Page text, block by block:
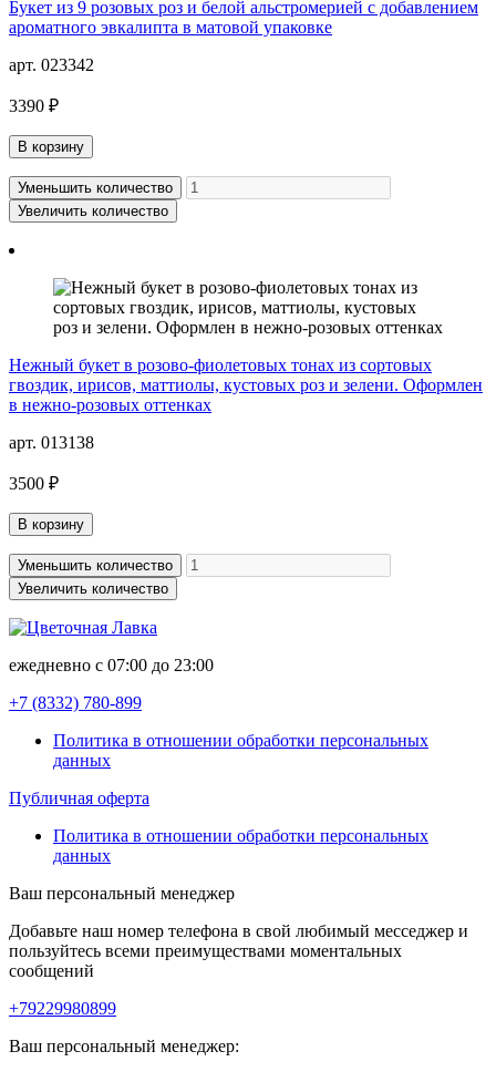
Букет из 9 розовых роз и белой альстромерией с добавлением
ароматного эвкалипта в матовой упаковке
арт. 023342
3390 ₽
В корзину
Уменьшить количество
Увеличить количество
Нежный букет в розово-фиолетовых тонах из сортовых
гвоздик, ирисов, маттиолы, кустовых роз и зелени. Оформлен
в нежно-розовых оттенках
арт. 013138
3500 ₽
В корзину
Уменьшить количество
Увеличить количество
ежедневно с 07:00 до 23:00
+7 (8332) 780-899
Политика в отношении обработки персональных
данных
Публичная оферта
Политика в отношении обработки персональных
данных
Ваш персональный менеджер
Добавьте наш номер телефона в свой любимый месседжер и
пользуйтесь всеми преимуществами моментальных
сообщений
+79229980899
Ваш персональный менеджер: